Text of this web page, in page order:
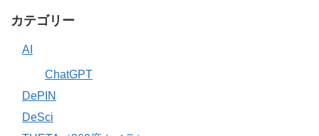
カテゴリー
AI
ChatGPT
DePIN
DeSci